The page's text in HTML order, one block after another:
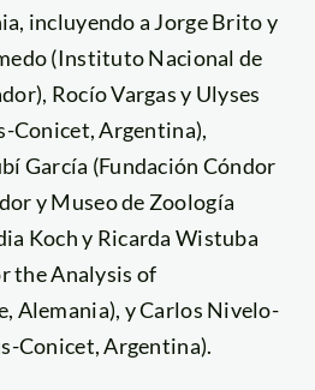
incluyendo a Jorge Brito y
(Instituto Nacional de
Rocío Vargas y Ulyses
Conicet, Argentina),
García (Fundación Cóndor
y Museo de Zoología
Koch y Ricarda Wistuba
the Analysis of
Alemania), y Carlos Nivelo-
Conicet, Argentina).